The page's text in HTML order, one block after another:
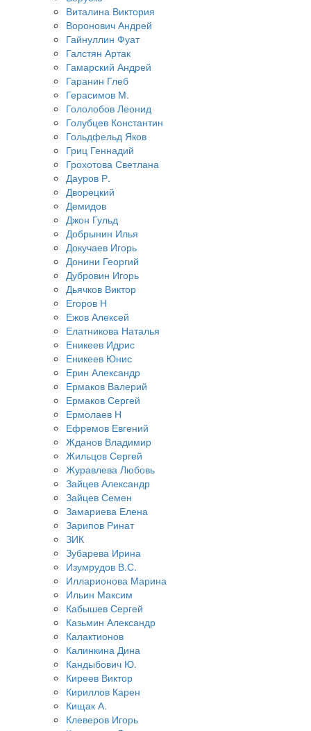
Виталина Виктория
Воронович Андрей
Гайнуллин Фуат
Галстян Артак
Гамарский Андрей
Гаранин Глеб
Герасимов М.
Гололобов Леонид
Голубцев Константин
Гольдфельд Яков
Гриц Геннадий
Грохотова Светлана
Дауров Р.
Дворецкий
Демидов
Джон Гульд
Добрынин Илья
Докучаев Игорь
Донини Георгий
Дубровин Игорь
Дьячков Виктор
Егоров Н
Ежов Алексей
Елатникова Наталья
Еникеев Идрис
Еникеев Юнис
Ерин Александр
Ермаков Валерий
Ермаков Сергей
Ермолаев Н
Ефремов Евгений
Жданов Владимир
Жильцов Сергей
Журавлева Любовь
Зайцев Александр
Зайцев Семен
Замариева Елена
Зарипов Ринат
ЗИК
Зубарева Ирина
Изумрудов В.С.
Илларионова Марина
Ильин Максим
Кабышев Сергей
Казьмин Александр
Калактионов
Калинкина Дина
Кандыбович Ю.
Киреев Виктор
Кириллов Карен
Кищак А.
Клеверов Игорь